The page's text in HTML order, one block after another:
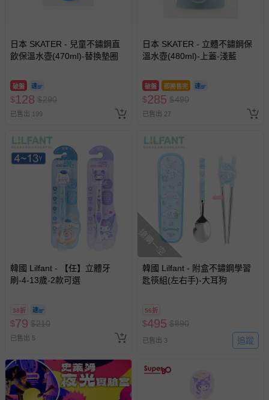
日本 SKATER - 兒童不鏽鋼直
飲保溫水壺(470ml)-替換墊圈
破盤
$128 $290
已售出 199
日本 SKATER - 立體不鏽鋼保
溫水壺(480ml)-上蓋-淺藍
破盤 即將售完
$285 $490
已售出 27
韓國 Lilfant - 【任】立體牙
刷-4-13歲-2款可選
38折
$79 $210
已售出 5
搶購一空
韓國 Lilfant - 附盒不鏽鋼學習
匙筷組(左右手)-大耳狗
56折
$495 $890
已售出 3 追蹤